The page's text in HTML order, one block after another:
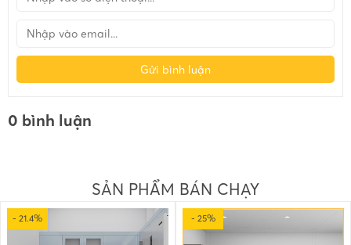
Gửi bình luận
0 bình luận
SẢN PHẨM BÁN CHẠY
- 21.4% - 25%